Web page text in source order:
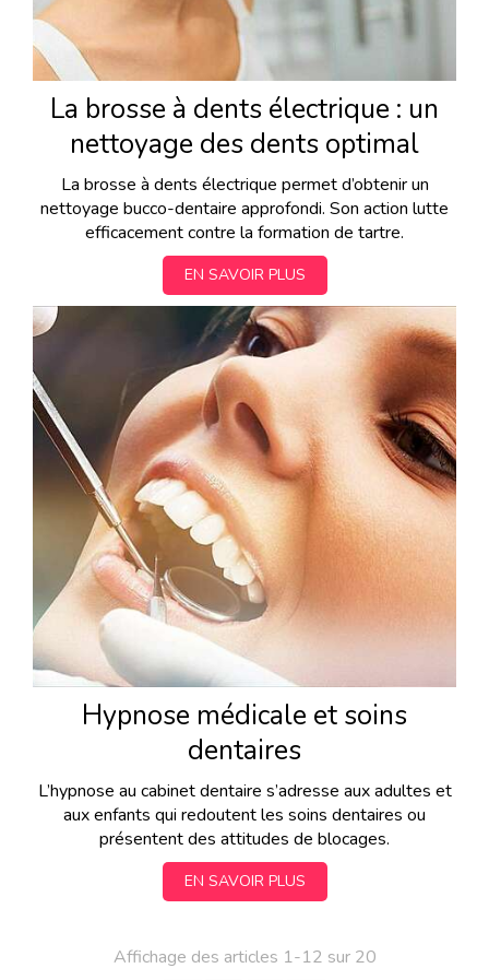
La brosse à dents électrique : un
nettoyage des dents optimal
La brosse à dents électrique permet d’obtenir un
nettoyage bucco-dentaire approfondi. Son action lutte
efficacement contre la formation de tartre.
EN SAVOIR PLUS
Hypnose médicale et soins
dentaires
L’hypnose au cabinet dentaire s’adresse aux adultes et
aux enfants qui redoutent les soins dentaires ou
présentent des attitudes de blocages.
EN SAVOIR PLUS
Affichage des articles 1-12 sur 20